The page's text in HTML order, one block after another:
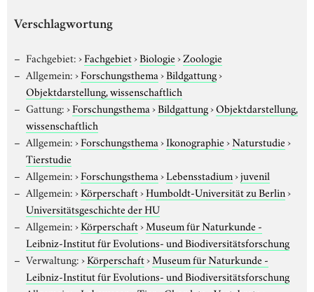
Verschlagwortung
Fachgebiet:›Fachgebiet›Biologie›Zoologie
Allgemein:›Forschungsthema›Bildgattung›
Objektdarstellung, wissenschaftlich
Gattung:›Forschungsthema›Bildgattung›Objektdarstellung,
wissenschaftlich
Allgemein:›Forschungsthema›Ikonographie›Naturstudie›
Tierstudie
Allgemein:›Forschungsthema›Lebensstadium›juvenil
Allgemein:›Körperschaft›Humboldt-Universität zu Berlin›
Universitätsgeschichte der HU
Allgemein:›Körperschaft›Museum für Naturkunde -
Leibniz-Institut für Evolutions- und Biodiversitätsforschung
Verwaltung:›Körperschaft›Museum für Naturkunde -
Leibniz-Institut für Evolutions- und Biodiversitätsforschung